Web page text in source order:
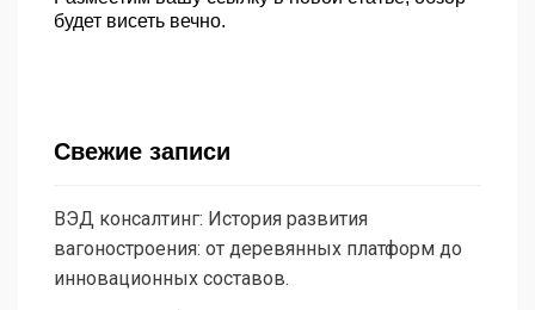
будет висеть вечно.
Свежие записи
ВЭД консалтинг: История развития
вагоностроения: от деревянных платформ до
инновационных составов.